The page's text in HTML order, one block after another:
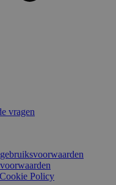
vragen
Policy